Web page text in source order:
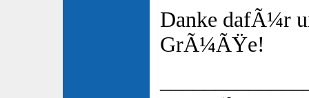
Danke dafÃ¼r
GrÃ¼ÃŸe!